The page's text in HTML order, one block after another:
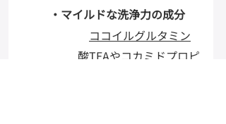
・マイルドな洗浄力の成分
ココイルグルタミン
酸TEAやコカミドプロピ